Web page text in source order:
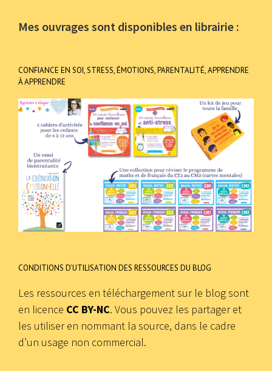
Mes ouvrages sont disponibles en librairie :
CONFIANCE EN SOI, STRESS, ÉMOTIONS, PARENTALITÉ, APPRENDRE
À APPRENDRE
CONDITIONS D’UTILISATION DES RESSOURCES DU BLOG
Les ressources en téléchargement sur le blog sont
en licence CC BY-NC. Vous pouvez les partager et
les utiliser en nommant la source, dans le cadre
d’un usage non commercial.